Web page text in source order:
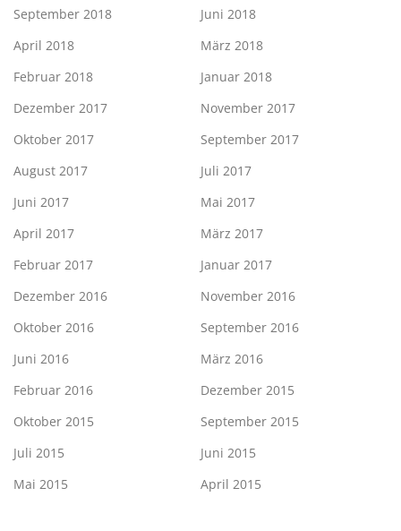
September 2018
Juni 2018
April 2018
März 2018
Februar 2018
Januar 2018
Dezember 2017
November 2017
Oktober 2017
September 2017
August 2017
Juli 2017
Juni 2017
Mai 2017
April 2017
März 2017
Februar 2017
Januar 2017
Dezember 2016
November 2016
Oktober 2016
September 2016
Juni 2016
März 2016
Februar 2016
Dezember 2015
Oktober 2015
September 2015
Juli 2015
Juni 2015
Mai 2015
April 2015